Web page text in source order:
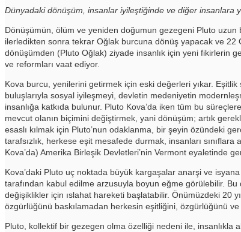
Dünyadaki dönüşüm, insanlar iyileştiğinde ve diğer insanlara
Dönüşümün, ölüm ve yeniden doğumun gezegeni Pluto uzun
ilerledikten sonra tekrar Oğlak burcuna dönüş yapacak ve 22
dönüşümden (Pluto Oğlak) ziyade insanlık için yeni fikirlerin
ve reformları vaat ediyor.
Kova burcu, yenilerini getirmek için eski değerleri yıkar. Eşitlik
buluşlarıyla sosyal iyileşmeyi, devletin medeniyetin
insanlığa katkıda bulunur. Pluto Kova’da iken tüm bu
mevcut olanın biçimini değiştirmek, yani dönüşüm; artık
esaslı kılmak için Pluto’nun odaklanma, bir şeyin özündeki
tarafsızlık, herkese eşit mesafede durmak, insanları
Kova’da) Amerika Birleşik Devletleri’nin Vermont eyaletinde
Kova’daki Pluto uç noktada büyük kargaşalar anarşi ve
tarafından kabul edilme arzusuyla boyun eğme görülebilir.
değişiklikler için ıslahat hareketi başlatabilir. Önümüzdeki 20
özgürlüğünü baskılamadan herkesin eşitliğini, özgürlüğünü ve
Pluto, kollektif bir gezegen olma özelliği nedeni ile,